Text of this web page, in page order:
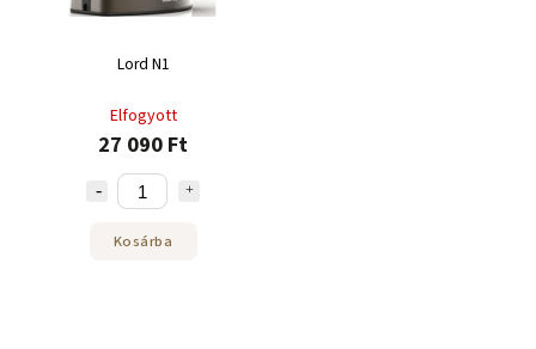
Lord N1
Elfogyott
27 090 Ft
Kosárba